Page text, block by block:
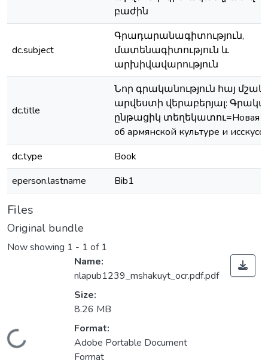
բաժին
dc.subject
Գրադարանագիտություն,
մատենագիտություն և
արխիվավարություն
dc.title
Նոր գրականություն հայ
արվեստի վերաբերյալ:
ընթացիկ տեղեկատու=Новая
об армянской культуре и
dc.type
Book
eperson.lastname
Bib1
Files
Original bundle
Now showing 1 - 1 of 1
Loading...
Name:
nlapub1239_mshakuyt_ocr.pdf.pdf
Size:
8.26 MB
Format:
Adobe Portable Document
Format